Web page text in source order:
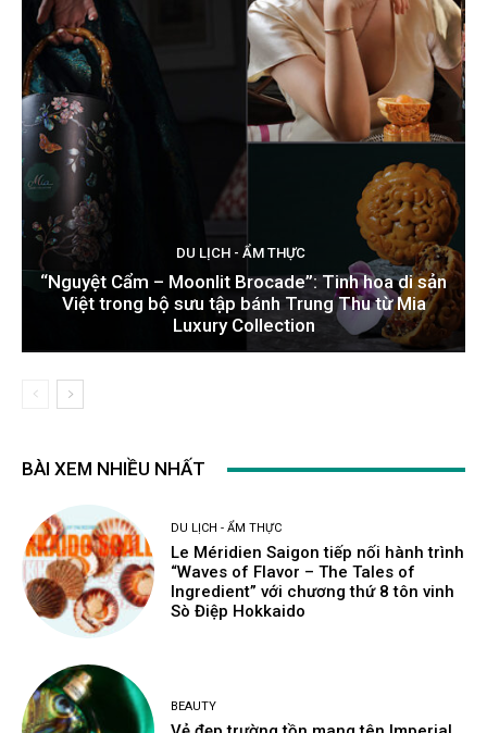
DU LỊCH - ẨM THỰC
“Nguyệt Cẩm – Moonlit Brocade”: Tinh hoa di sản
Việt trong bộ sưu tập bánh Trung Thu từ Mia
Luxury Collection
BÀI XEM NHIỀU NHẤT
DU LỊCH - ẨM THỰC
Le Méridien Saigon tiếp nối hành trình
“Waves of Flavor – The Tales of
Ingredient” với chương thứ 8 tôn vinh
Sò Điệp Hokkaido
BEAUTY